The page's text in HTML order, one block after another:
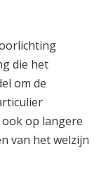
die het
om de
op langere
van het welzijn